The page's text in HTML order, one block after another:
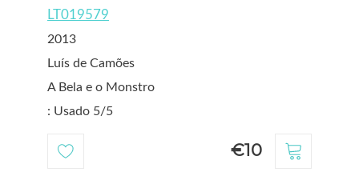
LT019579
2013
Luís de Camões
A Bela e o Monstro
: Usado 5/5
€10